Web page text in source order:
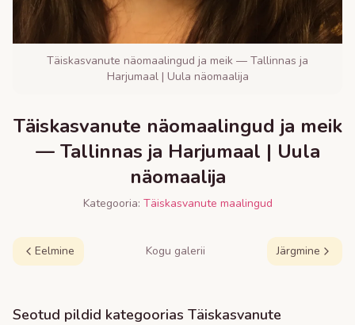
Täiskasvanute näomaalingud ja meik — Tallinnas ja
Harjumaal | Uula näomaalija
Täiskasvanute näomaalingud ja meik
— Tallinnas ja Harjumaal | Uula
näomaalija
Kategooria: Täiskasvanute maalingud
Eelmine Kogu galerii Järgmine
Seotud pildid kategoorias Täiskasvanute